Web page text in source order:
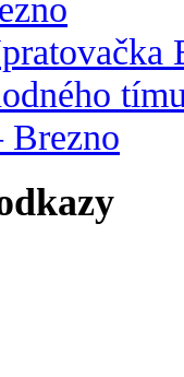
Brezno